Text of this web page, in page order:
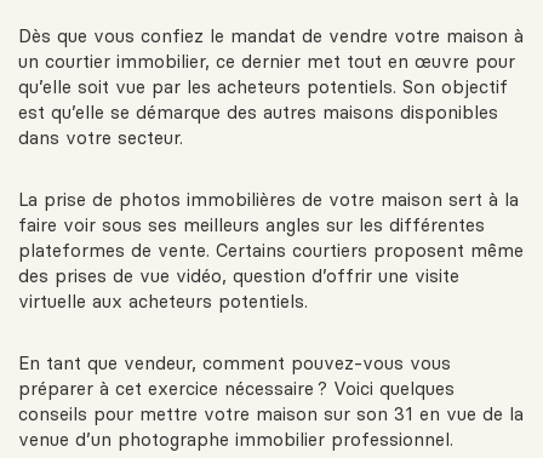
Dès que vous confiez le mandat de vendre votre maison à
un courtier immobilier, ce dernier met tout en œuvre pour
qu’elle soit vue par les acheteurs potentiels. Son objectif
est qu’elle se démarque des autres maisons disponibles
dans votre secteur.
La prise de photos immobilières de votre maison sert à la
faire voir sous ses meilleurs angles sur les différentes
plateformes de vente. Certains courtiers proposent même
des prises de vue vidéo, question d’offrir une visite
virtuelle aux acheteurs potentiels.
En tant que vendeur, comment pouvez-vous vous
préparer à cet exercice nécessaire ? Voici quelques
conseils pour mettre votre maison sur son 31 en vue de la
venue d’un photographe immobilier professionnel.